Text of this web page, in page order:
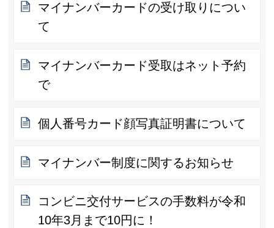
マイナンバーカードの受け取りについ
て
マイナンバーカード受取はネット予約
で
個人番号カード顔写真証明書について
マイナンバー制度に関するお知らせ
コンビニ交付サービスの手数料が令和
10年3月まで10円に！